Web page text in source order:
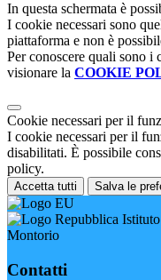
In questa schermata è
I cookie necessari sono
piattaforma e non è
Per conoscere quali sono i
visionare la COOKIE
Cookie necessari per il
I cookie necessari per il
disabilitati. È possibile
policy.
Accetta tutti Salva le
Montorio
Contatti